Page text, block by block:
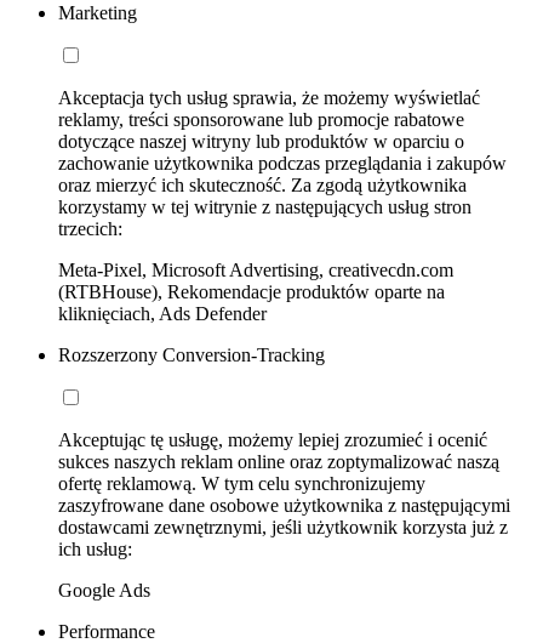
Marketing
Akceptacja tych usług sprawia, że możemy wyświetlać
reklamy, treści sponsorowane lub promocje rabatowe
dotyczące naszej witryny lub produktów w oparciu o
zachowanie użytkownika podczas przeglądania i zakupów
oraz mierzyć ich skuteczność. Za zgodą użytkownika
korzystamy w tej witrynie z następujących usług stron
trzecich:
Meta-Pixel, Microsoft Advertising, creativecdn.com
(RTBHouse), Rekomendacje produktów oparte na
kliknięciach, Ads Defender
Rozszerzony Conversion-Tracking
Akceptując tę usługę, możemy lepiej zrozumieć i ocenić
sukces naszych reklam online oraz zoptymalizować naszą
ofertę reklamową. W tym celu synchronizujemy
zaszyfrowane dane osobowe użytkownika z następującymi
dostawcami zewnętrznymi, jeśli użytkownik korzysta już z
ich usług:
Google Ads
Performance